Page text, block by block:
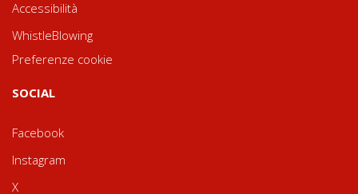
Accessibilità
WhistleBlowing
Preferenze cookie
SOCIAL
Facebook
Instagram
X